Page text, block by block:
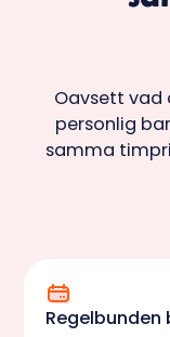
Utöver detta
heltäckande
upp till 10
Oavsett vad
personlig
samma